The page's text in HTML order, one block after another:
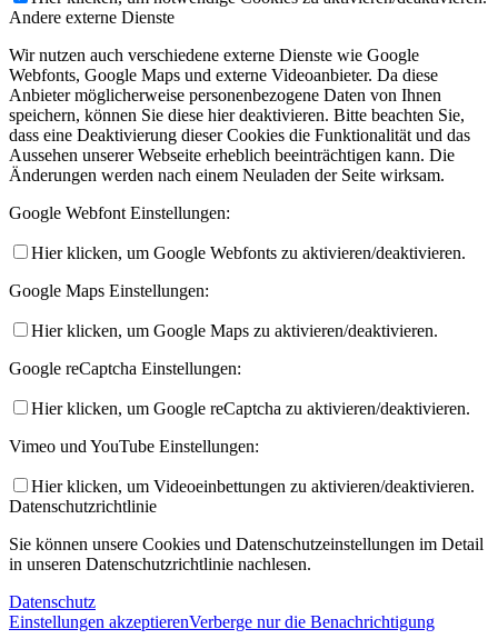
Andere externe Dienste
Wir nutzen auch verschiedene externe Dienste wie Google
Webfonts, Google Maps und externe Videoanbieter. Da diese
Anbieter möglicherweise personenbezogene Daten von Ihnen
speichern, können Sie diese hier deaktivieren. Bitte beachten Sie,
dass eine Deaktivierung dieser Cookies die Funktionalität und das
Aussehen unserer Webseite erheblich beeinträchtigen kann. Die
Änderungen werden nach einem Neuladen der Seite wirksam.
Google Webfont Einstellungen:
Hier klicken, um Google Webfonts zu aktivieren/deaktivieren.
Google Maps Einstellungen:
Hier klicken, um Google Maps zu aktivieren/deaktivieren.
Google reCaptcha Einstellungen:
Hier klicken, um Google reCaptcha zu aktivieren/deaktivieren.
Vimeo und YouTube Einstellungen:
Hier klicken, um Videoeinbettungen zu aktivieren/deaktivieren.
Datenschutzrichtlinie
Sie können unsere Cookies und Datenschutzeinstellungen im Detail
in unseren Datenschutzrichtlinie nachlesen.
Datenschutz
Einstellungen akzeptierenVerberge nur die Benachrichtigung